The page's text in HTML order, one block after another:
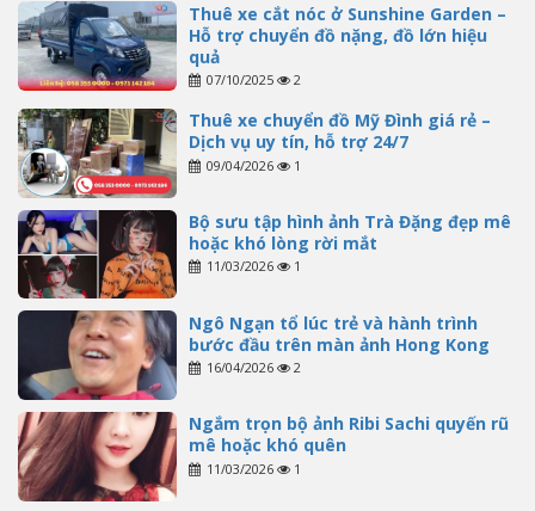
Thuê xe cắt nóc ở Sunshine Garden –
Hỗ trợ chuyển đồ nặng, đồ lớn hiệu
quả
07/10/2025 2
Thuê xe chuyển đồ Mỹ Đình giá rẻ –
Dịch vụ uy tín, hỗ trợ 24/7
09/04/2026 1
Bộ sưu tập hình ảnh Trà Đặng đẹp mê
hoặc khó lòng rời mắt
11/03/2026 1
Ngô Ngạn tổ lúc trẻ và hành trình
bước đầu trên màn ảnh Hong Kong
16/04/2026 2
Ngắm trọn bộ ảnh Ribi Sachi quyến rũ
mê hoặc khó quên
11/03/2026 1